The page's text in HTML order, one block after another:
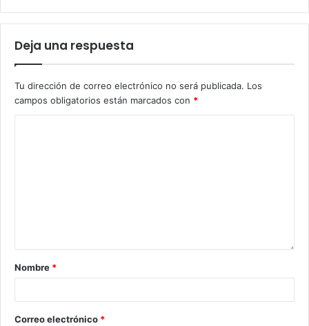
Deja una respuesta
Tu dirección de correo electrónico no será publicada. Los
campos obligatorios están marcados con *
Nombre *
Correo electrónico *